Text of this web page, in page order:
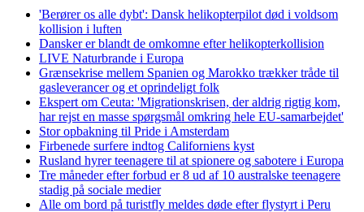
'Berører os alle dybt': Dansk helikopterpilot død i voldsom
kollision i luften
Dansker er blandt de omkomne efter helikopterkollision
LIVE Naturbrande i Europa
Grænsekrise mellem Spanien og Marokko trækker tråde til
gasleverancer og et oprindeligt folk
Ekspert om Ceuta: 'Migrationskrisen, der aldrig rigtig kom,
har rejst en masse spørgsmål omkring hele EU-samarbejdet'
Stor opbakning til Pride i Amsterdam
Firbenede surfere indtog Californiens kyst
Rusland hyrer teenagere til at spionere og sabotere i Europa
Tre måneder efter forbud er 8 ud af 10 australske teenagere
stadig på sociale medier
Alle om bord på turistfly meldes døde efter flystyrt i Peru